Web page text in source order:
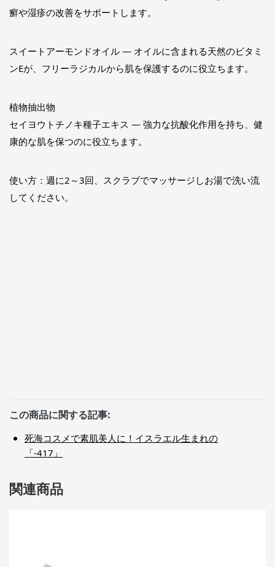
癬や湿疹の改善をサポートします。
スイートアーモンドオイル ― オイルに含まれる天然のビタミ
ンEが、フリーラジカルから肌を保護するのに役立ちます。
植物抽出物
セイヨウトチノキ種子エキス ― 強力な抗酸化作用を持ち、健
康的な肌を保つのに役立ちます。
使い方：週に2～3回、スクラブでマッサージしお湯で洗い流
してください。
この商品に関する記事:
死海コスメで素肌美人に！イスラエル生まれの
「-417」
関連商品